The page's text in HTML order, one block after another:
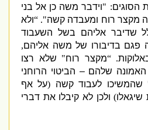
: "וידבר משה כן אל בני
רוח ומעבדה קשה". “ולא
אליהם בשל השעבוד
בדיבורו של משה אליהם,
. “ מקצר רוח"שלא רצו
שלהם – הביטוי הרוחני
לעבוד קשה(על אף
)ולכן לא קיבלו את דברי